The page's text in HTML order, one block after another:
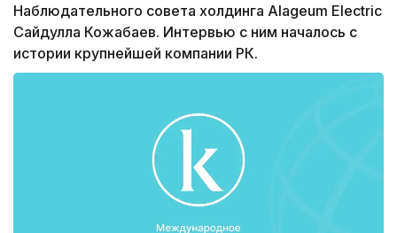
Наблюдательного совета холдинга Alageum Electric
Сайдулла Кожабаев. Интервью с ним началось с
истории крупнейшей компании РК.